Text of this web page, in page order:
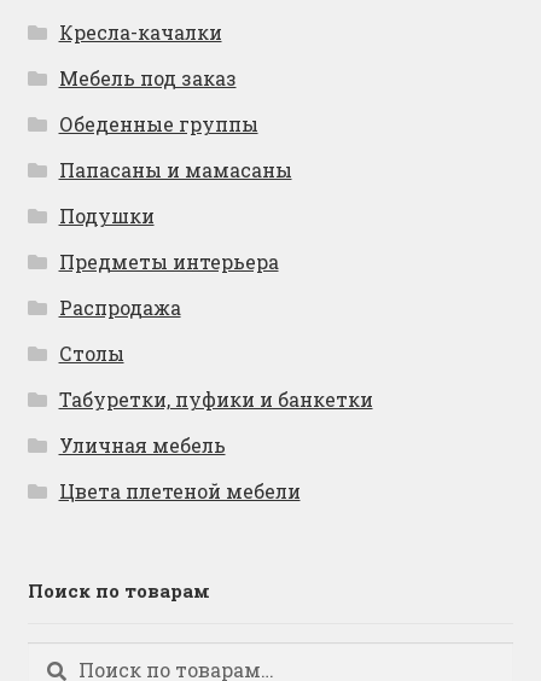
Кресла-качалки
Мебель под заказ
Обеденные группы
Папасаны и мамасаны
Подушки
Предметы интерьера
Распродажа
Столы
Табуретки, пуфики и банкетки
Уличная мебель
Цвета плетеной мебели
Поиск по товарам
Искать:
Поиск